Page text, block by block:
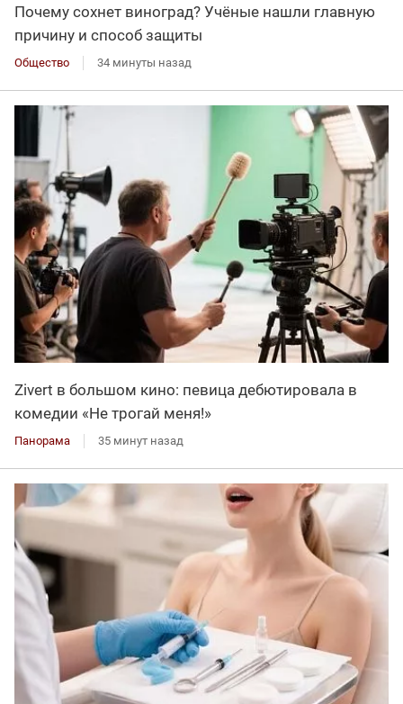
Почему сохнет виноград? Учёные нашли главную
причину и способ защиты
Общество 34 минуты назад
Zivert в большом кино: певица дебютировала в
комедии «Не трогай меня!»
Панорама 35 минут назад